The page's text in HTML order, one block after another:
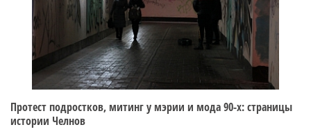
Протест подростков, митинг у мэрии и мода 90-х: страницы
истории Челнов